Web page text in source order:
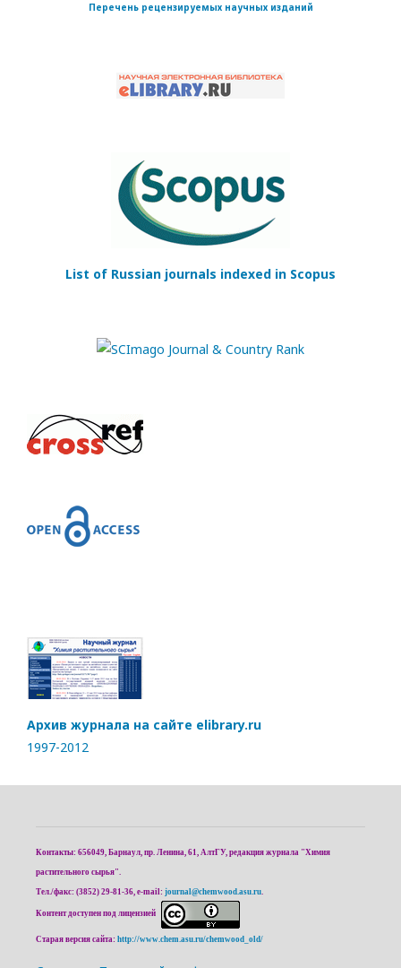
Перечень рецензируемых научных изданий
List of Russian journals indexed in Scopus
Архив журнала на сайте elibrary.ru
1997-2012
Контакты: 656049, Барнаул, пр. Ленина, 61, АлтГУ, редакция журнала "Химия
растительного сырья".
Тел./факс: (3852) 29-81-36, e-mail: journal@chemwood.asu.ru
Контент доступен под лицензией
Старая версия сайта: http://www.chem.asu.ru/chemwood_old/